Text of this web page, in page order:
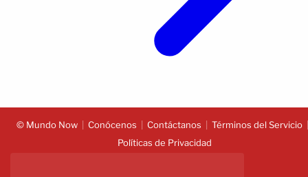
© Mundo Now Conócenos Contáctanos
Términos del Servicio
Políticas de Privacidad